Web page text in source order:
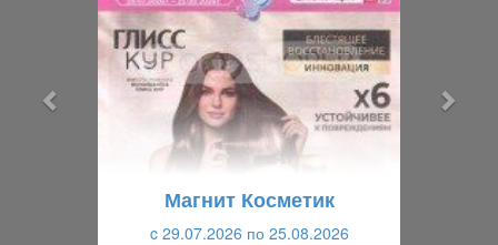
Магнит Косметик
c 29.07.2026 по 25.08.2026